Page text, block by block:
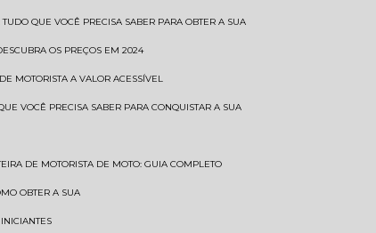
TUDO QUE VOCÊ PRECISA SABER PARA OBTER A SUA
OS PREÇOS EM 2024
DE MOTORISTA A VALOR ACESSÍVEL
VOCÊ PRECISA SABER PARA CONQUISTAR A SUA
DE MOTORISTA DE MOTO: GUIA COMPLETO
OBTER A SUA